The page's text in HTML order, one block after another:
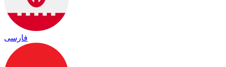
فارسی